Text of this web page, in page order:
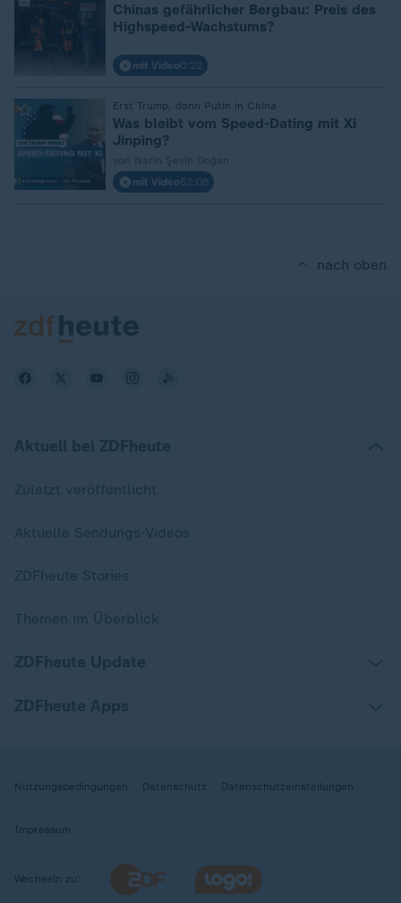
Chinas gefährlicher Bergbau: Preis des
Highspeed-Wachstums?
mit Video0:22
Erst Trump, dann Putin in China
Was bleibt vom Speed-Dating mit Xi
Jinping?
mit Video52:08
nach oben
Nutzungsbedingungen Datenschutz Datenschutzeinstellungen
Impressum
Wechseln zu: